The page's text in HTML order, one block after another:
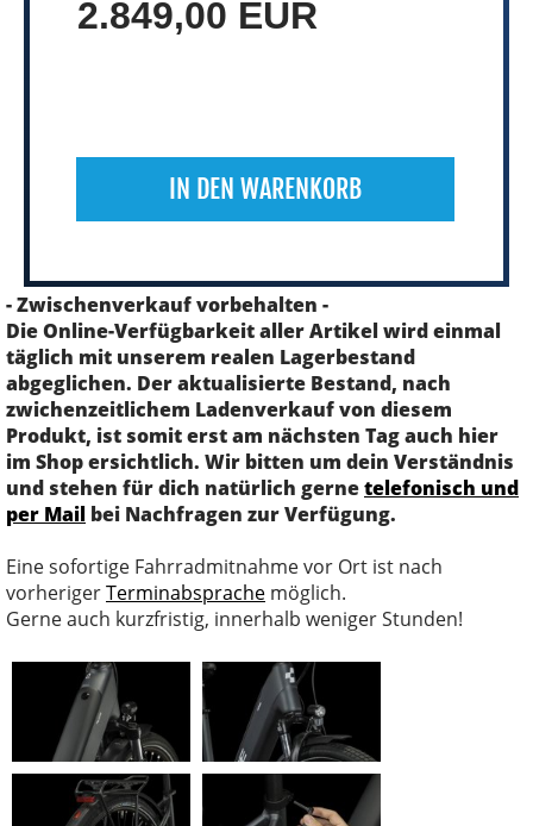
2.849,00 EUR
IN DEN WARENKORB
- Zwischenverkauf vorbehalten -
Die Online-Verfügbarkeit aller Artikel wird einmal
täglich mit unserem realen Lagerbestand
abgeglichen. Der aktualisierte Bestand, nach
zwichenzeitlichem Ladenverkauf von diesem
Produkt, ist somit erst am nächsten Tag auch hier
im Shop ersichtlich. Wir bitten um dein Verständnis
und stehen für dich natürlich gernetelefonisch und
per Mail bei Nachfragen zur Verfügung.
Eine sofortige Fahrradmitnahme vor Ort ist nach
vorherigerTerminabsprache möglich.
Gerne auch kurzfristig, innerhalb weniger Stunden!